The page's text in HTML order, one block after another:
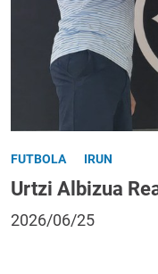
FUTBOLA IRUN
Urtzi Albizua
2026/06/25